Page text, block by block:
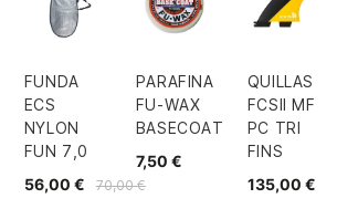
FUNDA
ECS
NYLON
FUN 7,0
70,00 €
56,00 €
PARAFINA
FU-WAX
BASECOAT
7,50 €
QUILLAS
FCSII MF
PC TRI
FINS
135,00 €